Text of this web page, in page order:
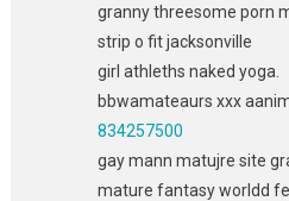
granny threesome porn
strip o fit jacksonville
girl athleths naked yoga.
bbwamateaurs xxx
834257500
gay mann matujre site
mature fantasy worldd